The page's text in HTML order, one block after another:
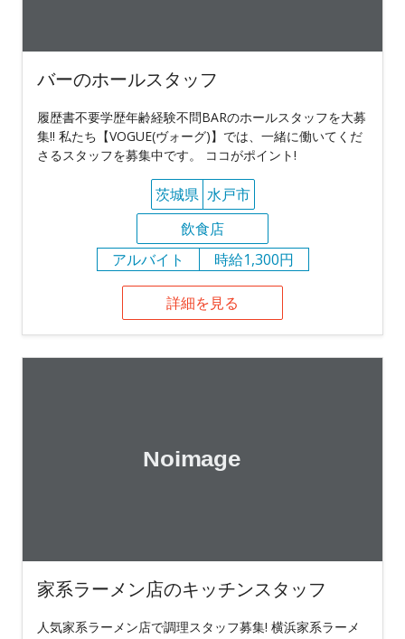
バーのホールスタッフ
履歴書不要学歴年齢経験不問BARのホールスタッフを大募
集!! 私たち【VOGUE(ヴォーグ)】では、一緒に働いてくだ
さるスタッフを募集中です。 ココがポイント!
茨城県 水戸市
飲食店
アルバイト
時給1,300円
詳細を見る
家系ラーメン店のキッチンスタッフ
人気家系ラーメン店で調理スタッフ募集! 横浜家系ラーメ